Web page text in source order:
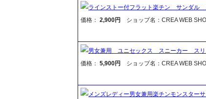
ラインストー付フラット楽チン サンダル
価格： 2,900円 ショップ名：CREA WEB
男女兼用 ユニセックス スニーカー ス
価格： 5,900円 ショップ名：CREA WEB
メンズレディー男女兼用楽チンモンスタ